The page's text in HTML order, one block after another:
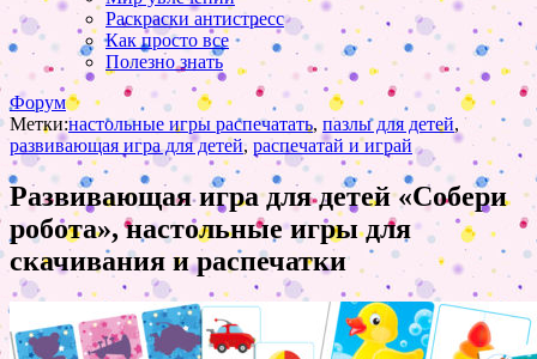
Раскраски антистресс
Как просто все
Полезно знать
Форум
Метки:настольные игры распечатать, пазлы для детей,
развивающая игра для детей, распечатай и играй
Развивающая игра для детей «Собери
робота», настольные игры для
скачивания и распечатки